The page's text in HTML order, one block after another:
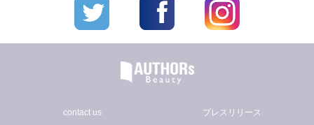
contact us プレスリリース